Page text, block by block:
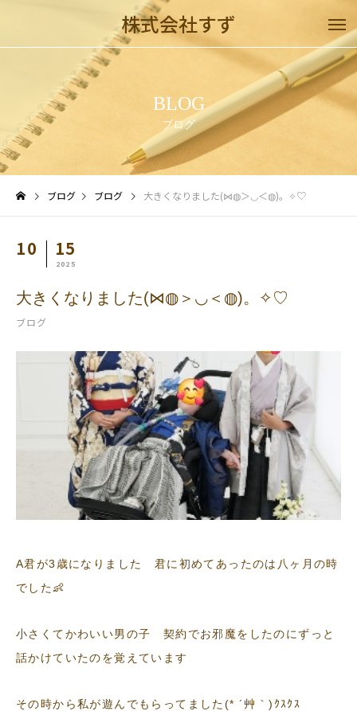
株式会社すず
BLOG
ブログ
ブログ ブログ 大きくなりました(⋈◍＞◡＜◍)。✧♡
10 15
2025
大きくなりました(⋈◍＞◡＜◍)。✧♡
ブログ
A君が3歳になりました 君に初めてあったのは八ヶ月の時
でした👶
小さくてかわいい男の子 契約でお邪魔をしたのにずっと
話かけていたのを覚えています
その時から私が遊んでもらってました(* ´艸｀)ｸｽｸｽ